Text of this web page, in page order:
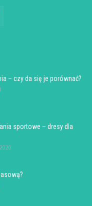
– czy da się je porównać?
sportowe – dresy dla